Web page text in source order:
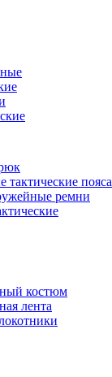
тактические пояса
ремни
костюм
лента